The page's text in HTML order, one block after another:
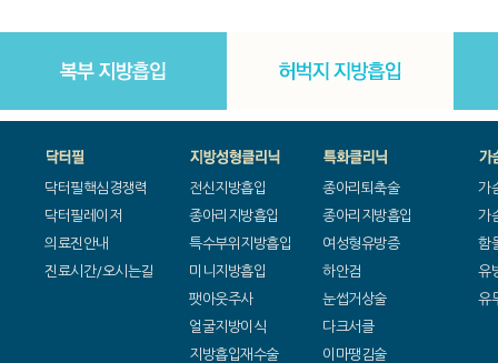
닥터필핵심경쟁력
닥터필레이저
의료진안내
진료시간/오시는길
전신지방흡입
종아리지방흡입
특수부위지방흡입
미니지방흡입
팻아웃주사
얼굴지방이식
지방흡입재수술
종아리퇴축술
종아리지방흡입
여성형유방증
하안검
눈썹거상술
다크서클
이마땡김술
가
가
함
유
유